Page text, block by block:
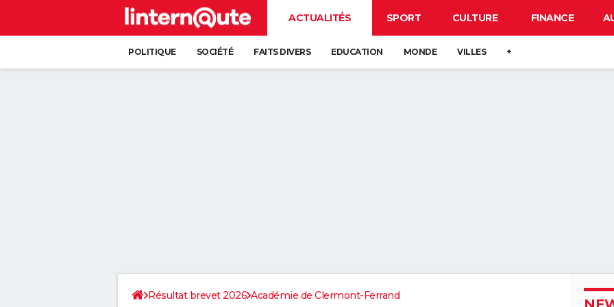
ACTUALITÉS SPORT CULTURE FINANCE
POLITIQUE SOCIÉTÉ FAITS DIVERS EDUCATION MONDE VILLES +
Résultat brevet 2026 Académie de Clermont-Ferrand